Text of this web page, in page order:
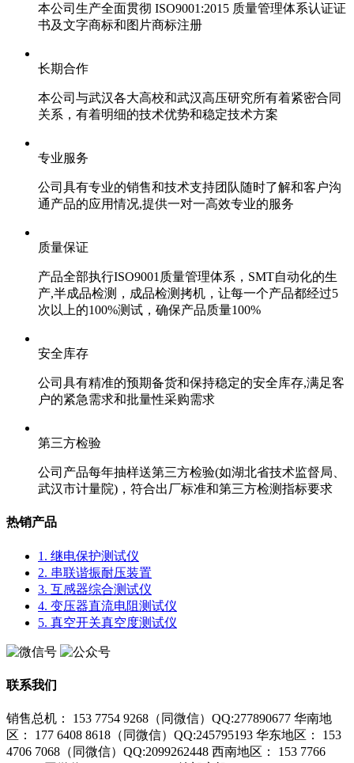
本公司生产全面贯彻 ISO9001:2015 质量管理体系认证证
书及文字商标和图片商标注册
长期合作
本公司与武汉各大高校和武汉高压研究所有着紧密合同
关系，有着明细的技术优势和稳定技术方案
专业服务
公司具有专业的销售和技术支持团队随时了解和客户沟
通产品的应用情况,提供一对一高效专业的服务
质量保证
产品全部执行ISO9001质量管理体系，SMT自动化的生
产,半成品检测，成品检测拷机，让每一个产品都经过5
次以上的100%测试，确保产品质量100%
安全库存
公司具有精准的预期备货和保持稳定的安全库存,满足客
户的紧急需求和批量性采购需求
第三方检验
公司产品每年抽样送第三方检验(如湖北省技术监督局、
武汉市计量院)，符合出厂标准和第三方检测指标要求
热销产品
1. 继电保护测试仪
2. 串联谐振耐压装置
3. 互感器综合测试仪
4. 变压器直流电阻测试仪
5. 真空开关真空度测试仪
联系我们
销售总机： 153 7754 9268（同微信）QQ:277890677 华南地
区： 177 6408 8618（同微信）QQ:245795193 华东地区： 153
4706 7068（同微信）QQ:2099262448 西南地区： 153 7766